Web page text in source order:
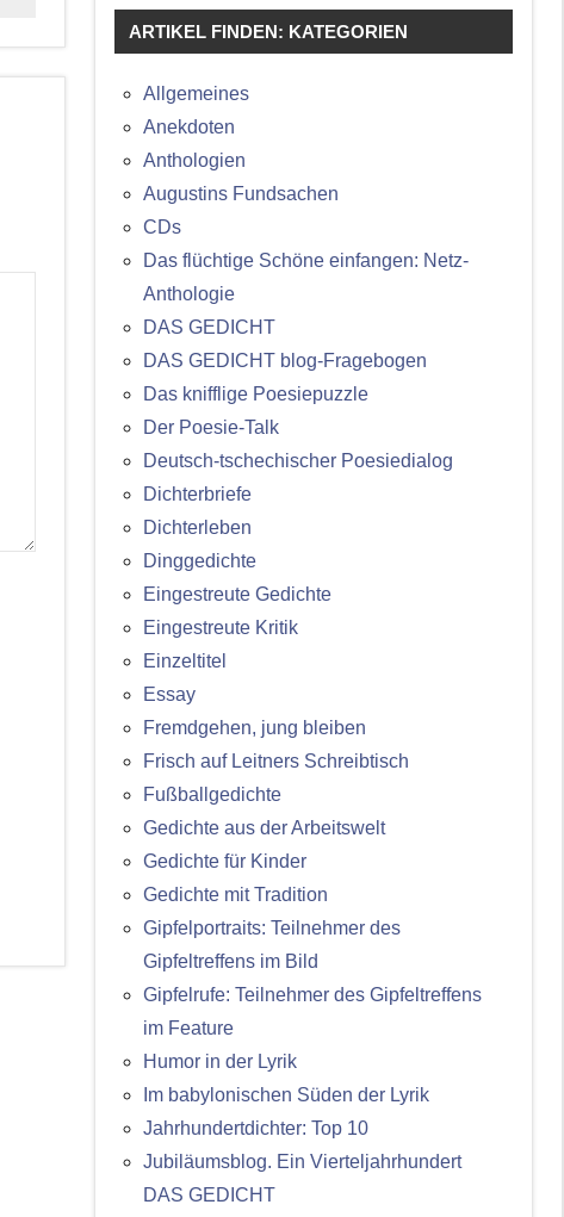
ARTIKEL FINDEN: KATEGORIEN
Allgemeines
Anekdoten
Anthologien
Augustins Fundsachen
CDs
Das flüchtige Schöne einfangen: Netz-
Anthologie
DAS GEDICHT
DAS GEDICHT blog-Fragebogen
Das knifflige Poesiepuzzle
Der Poesie-Talk
Deutsch-tschechischer Poesiedialog
Dichterbriefe
Dichterleben
Dinggedichte
Eingestreute Gedichte
Eingestreute Kritik
Einzeltitel
Essay
Fremdgehen, jung bleiben
Frisch auf Leitners Schreibtisch
Fußballgedichte
Gedichte aus der Arbeitswelt
Gedichte für Kinder
Gedichte mit Tradition
Gipfelportraits: Teilnehmer des
Gipfeltreffens im Bild
Gipfelrufe: Teilnehmer des Gipfeltreffens
im Feature
Humor in der Lyrik
Im babylonischen Süden der Lyrik
Jahrhundertdichter: Top 10
Jubiläumsblog. Ein Vierteljahrhundert
DAS GEDICHT